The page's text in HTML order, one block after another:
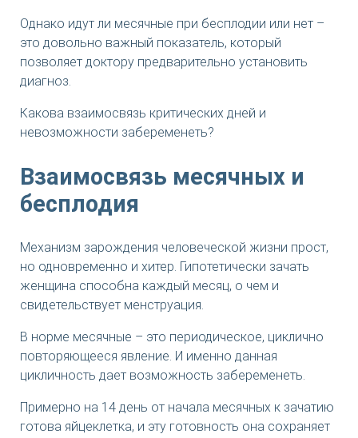
Однако идут ли месячные при бесплодии или нет –
это довольно важный показатель, который
позволяет доктору предварительно установить
диагноз.
Какова взаимосвязь критических дней и
невозможности забеременеть?
Взаимосвязь месячных и
бесплодия
Механизм зарождения человеческой жизни прост,
но одновременно и хитер. Гипотетически зачать
женщина способна каждый месяц, о чем и
свидетельствует менструация.
В норме месячные – это периодическое, циклично
повторяющееся явление. И именно данная
цикличность дает возможность забеременеть.
Примерно на 14 день от начала месячных к зачатию
готова яйцеклетка, и эту готовность она сохраняет